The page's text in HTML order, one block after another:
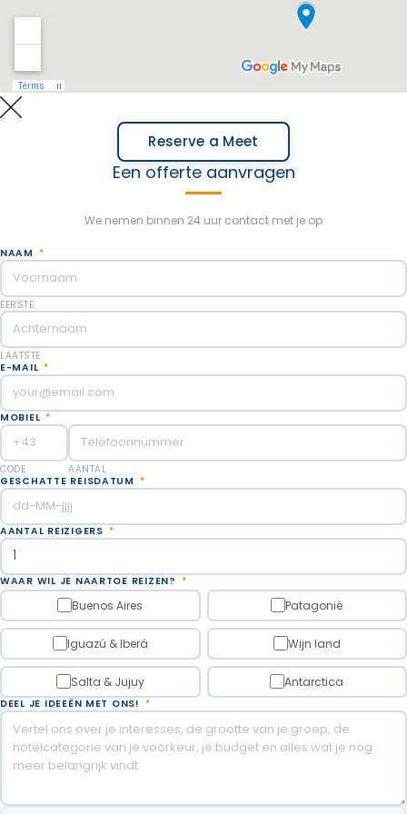
Reserve a Meet
Een offerte aanvragen
We nemen binnen 24 uur contact met je op
NAAM *
EERSTE
LAATSTE
E-MAIL *
MOBIEL *
CODE
AANTAL
GESCHATTE REISDATUM *
AANTAL REIZIGERS *
WAAR WIL JE NAARTOE REIZEN? *
Buenos Aires Patagonië
Iguazú & Iberá Wijn land
Salta & Jujuy Antarctica
DEEL JE IDEEËN MET ONS! *